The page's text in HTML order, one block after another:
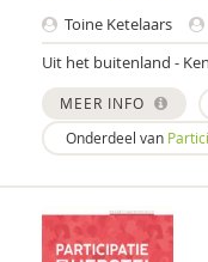
Rita Dekrem
Evelien
Rik van Dijk
Roy Dings
Femke Dirkx
Toine Ketelaars
Uit het buitenland -
MEER INFO
Onderdeel van